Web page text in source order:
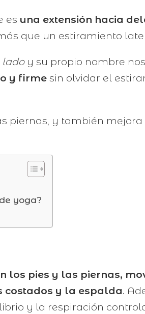
es una extensión hacia
que un estiramiento
ladoy su propio nombre
y firme sin olvidar el
piernas, y también
yoga?
los pies y las piernas,
costados y la espalda.
y la respiración